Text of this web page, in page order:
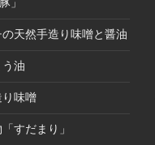
」
の天然手造り味噌と醤油
油
り味噌
すだまり」